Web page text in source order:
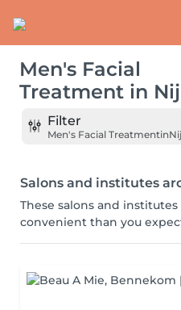
Men's Facial
Treatment in
Filter
Men's Facial Treatmentin
Salons and institutes
These salons and
convenient than you